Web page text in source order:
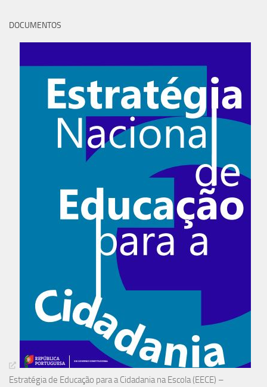
DOCUMENTOS
Estratégia de Educação para a Cidadania na Escola (EECE) –